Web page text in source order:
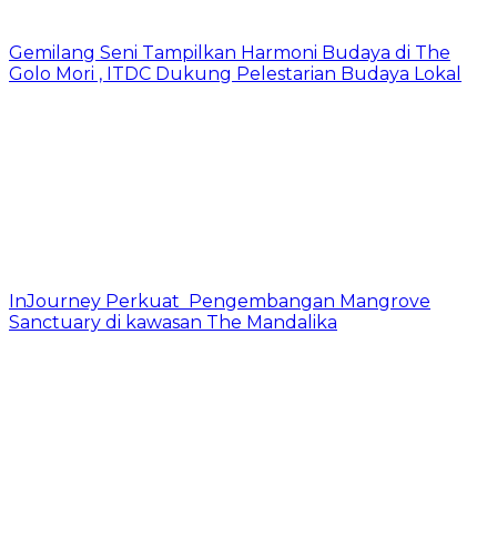
Gemilang Seni Tampilkan Harmoni Budaya di The
Golo Mori , ITDC Dukung Pelestarian Budaya Lokal
InJourney Perkuat Pengembangan Mangrove
Sanctuary di kawasan The Mandalika